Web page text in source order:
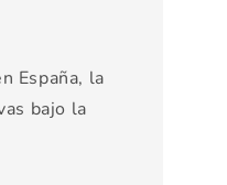
España, la
bajo la